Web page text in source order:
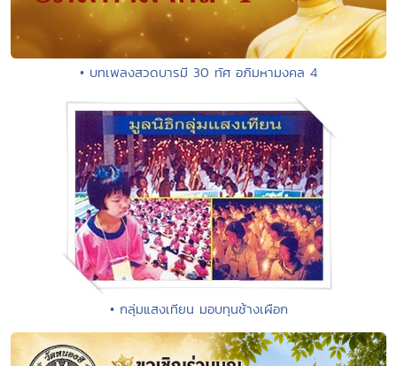
• บทเพลงสวดบารมี 30 ทัศ อภิมหามงคล 4
• กลุ่มแสงเทียน มอบทุนช้างเผือก